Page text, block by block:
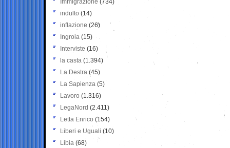
Immigrazione (734)
indulto (14)
inflazione (26)
Ingroia (15)
Interviste (16)
la casta (1.394)
La Destra (45)
La Sapienza (5)
Lavoro (1.316)
LegaNord (2.411)
Letta Enrico (154)
Liberi e Uguali (10)
Libia (68)